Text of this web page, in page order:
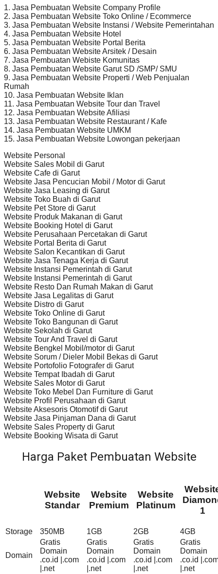
1. Jasa Pembuatan Website Company Profile
2. Jasa Pembuatan Website Toko Online / Ecommerce
3. Jasa Pembuatan Website Instansi / Website Pemerintahan
4. Jasa Pembuatan Website Hotel
5. Jasa Pembuatan Website Portal Berita
6. Jasa Pembuatan Website Arsitek / Desain
7. Jasa Pembuatan Webiste Komunitas
8. Jasa Pembuatan Website Garut SD /SMP/ SMU
9. Jasa Pembuatan Website Properti / Web Penjualan
Rumah
10. Jasa Pembuatan Website Iklan
11. Jasa Pembuatan Website Tour dan Travel
12. Jasa Pembuatan Website Afiliasi
13. Jasa Pembuatan Website Restaurant / Kafe
14. Jasa Pembuatan Website UMKM
15. Jasa Pembuatan Website Lowongan pekerjaan
Website Personal
Website Sales Mobil di Garut
Website Cafe di Garut
Website Jasa Pencucian Mobil / Motor di Garut
Website Jasa Leasing di Garut
Website Toko Buah di Garut
Website Pet Store di Garut
Website Produk Makanan di Garut
Website Booking Hotel di Garut
Website Perusahaan Percetakan di Garut
Website Portal Berita di Garut
Website Salon Kecantikan di Garut
Website Jasa Tenaga Kerja di Garut
Website Instansi Pemerintah di Garut
Website Instansi Pemerintah di Garut
Website Resto Dan Rumah Makan di Garut
Website Jasa Legalitas di Garut
Website Distro di Garut
Website Toko Online di Garut
Website Toko Bangunan di Garut
Website Sekolah di Garut
Website Tour And Travel di Garut
Website Bengkel Mobil/motor di Garut
Website Sorum / Dieler Mobil Bekas di Garut
Website Portofolio Fotografer di Garut
Website Tempat Ibadah di Garut
Website Sales Motor di Garut
Website Toko Mebel Dan Furniture di Garut
Website Profil Perusahaan di Garut
Website Aksesoris Otomotif di Garut
Website Jasa Pinjaman Dana di Garut
Website Sales Property di Garut
Website Booking Wisata di Garut
Harga Paket Pembuatan Website
Website
Standar
Website
Premium
Website
Platinum
1
Storage 350MB 1GB 2GB 4GB
Domain
Gratis
Domain
.co.id |.com
|.net
Gratis
Domain
.co.id |.com
|.net
Gratis
Domain
.co.id |.com
|.net
Gratis
Domain
.co.id
|.net